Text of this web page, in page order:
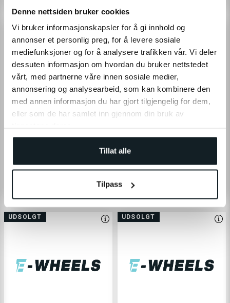
Denne nettsiden bruker cookies
Vi bruker informasjonskapsler for å gi innhold og
annonser et personlig preg, for å levere sosiale
mediefunksjoner og for å analysere trafikken vår. Vi deler
dessuten informasjon om hvordan du bruker nettstedet
vårt, med partnerne våre innen sosiale medier,
annonsering og analysearbeid, som kan kombinere den
med annen informasjon du har gjort tilgjengelig for dem,
eller som de har samlet inn gjennom din bruk av
Tillat alle
Tilpass
E2S V2 LR / Pro LR / V2 Max LR
GT Pro
Pro LR 2022-> / V3 / V3 Pro /
180,-
UDSOLGT UDSOLGT